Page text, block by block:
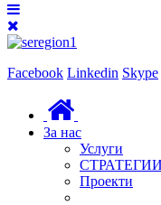
Facebook Linkedin Skype
За нас
Услуги
Проекти